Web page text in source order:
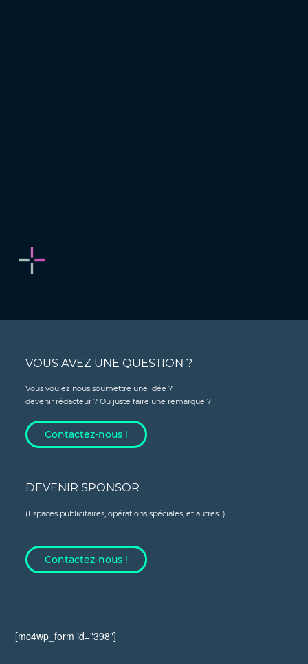
VOUS AVEZ UNE QUESTION ?
Vous voulez nous soumettre une idée ?
devenir rédacteur ? Ou juste faire une remarque ?
Contactez-nous !
DEVENIR SPONSOR
(Espaces publicitaires, opérations spéciales, et autres...)
Contactez-nous !
[mc4wp_form id="398"]